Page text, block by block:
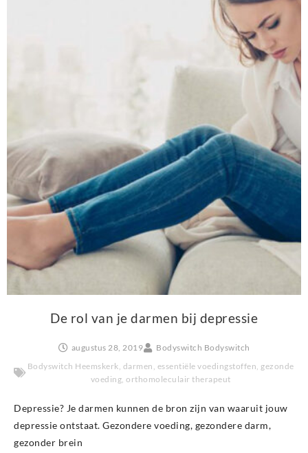
De rol van je darmen bij depressie
augustus 28, 2019
Bodyswitch Bodyswitch
Bodyswitch Heemskerk, darmen , essentiële voedingstoffen, gezonde
voeding, orthomoleculair therapeut
Depressie? Je darmen kunnen de bron zijn van waaruit jouw
depressie ontstaat. Gezondere voeding, gezondere darm,
gezonder brein